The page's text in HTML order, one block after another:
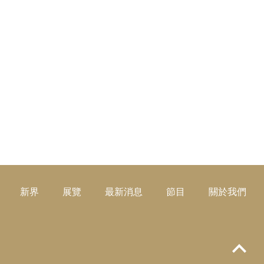
新界 展覽 最新消息 節目 關於我們